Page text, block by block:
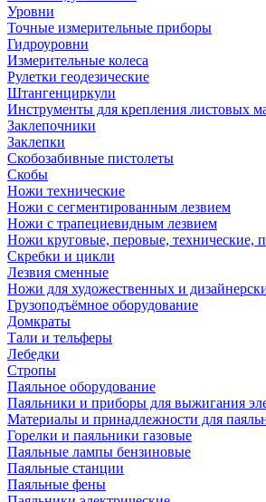
Уровни
Точные измерительные приборы
Гидроуровни
Измерительные колеса
Рулетки геодезические
Штангенциркули
Инструменты для крепления листовых
Заклепочники
Заклепки
Скобозабивные пистолеты
Скобы
Ножи технические
Ножи с сегментированным лезвием
Ножи с трапециевидным лезвием
Ножи круговые, перовые, технические,
Скребки и цикли
Лезвия сменные
Ножи для художественных и
Грузоподъёмное оборудование
Домкраты
Тали и тельферы
Лебедки
Стропы
Паяльное оборудование
Паяльники и приборы для выжигания
Материалы и принадлежности для
Горелки и паяльники газовые
Паяльные лампы бензиновые
Паяльные станции
Паяльные фены